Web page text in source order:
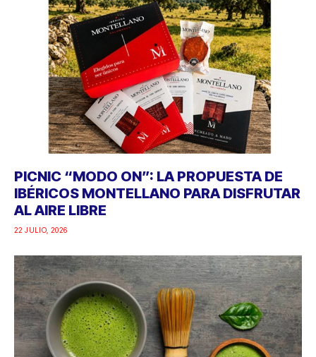
PICNIC “MODO ON”: LA PROPUESTA DE
IBÉRICOS MONTELLANO PARA DISFRUTAR
AL AIRE LIBRE
22 JULIO, 2026